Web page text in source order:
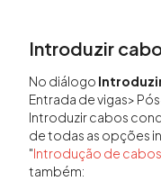
Introduzir
No diálogo
Entrada de vigas>
Introduzir cabos
de todas as opções
"Introdução de cabos
também: